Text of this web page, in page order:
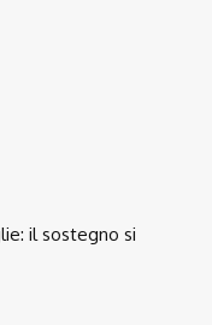
il sostegno si